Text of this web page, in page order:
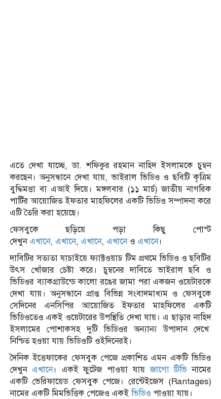
এতে দেখা যাচ্ছে, ডা. শফিকুর রহমান নাহিদ ইসলামকে চুম্বন
করছেন। অনুসন্ধানে দেখা যায়, ভাইরাল ভিডিও ও ছবিটি কৃত্রিম
বুদ্ধিমত্তা বা এআই দিয়ে। মঙ্গলবার (১১ মার্চ) জাতীয় নাগরিক
পার্টির আয়োজিত ইফতার মাহফিলের একটি ভিডিও সম্পাদনা করে
এটি তৈরি করা হয়েছে।
ফেসবুকে ছড়িয়ে পড়া কিছু পোস্ট
দেখুনএখানে, এখানে, এখানে, এখানেও এখানে।
দাবিটির সত্যতা যাচাইয়ে ফ্যাক্টওয়াচ টিম প্রথমে ভিডিও ও ছবিটির
উৎস খোঁজার চেষ্টা করে। চুম্বনের দাবিতে ভাইরাল ছবি ও
ভিডিওর ব্যাকগ্রাউন্ডে কালো রঙের জামা পরা একজন ওয়েটারকে
দেখা যায়। অনুসন্ধানে প্রাপ্ত বিভিন্ন সংবাদমাধ্যম ও ফেসবুকে
সেদিনের এনসিপির আয়োজিত ইফতার মাহফিলের একটি
ভিডিওতেও একই ওয়েটারের উপস্থিতি দেখা যায়। এ ছাড়ার নাহিদ
ইসলামের পোশাকসহ দুটি ভিডিওর অন্যান্য উপাদান দেখে
নিশ্চিত হওয়া যায় ভিডিওটি ওইদিনেরই।
দৈনিক ইত্তেফাকের ফেসবুক পেজে প্রকাশিত এমন একটি ভিডিও
দেখুন এখানে। একই ফুটেজ পাওয়া যায়জাগো টিভিনামের
একটি ভেরিফায়েড ফেসবুক পেজে। রেন্টেইজেস (Rantages)
নামের একটি মিমভিত্তিক পেজেও একইভিডিও পাওয়া যায়।